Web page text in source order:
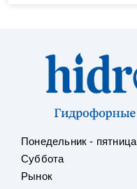
Понедельник - пятница
Суббота
Рынок